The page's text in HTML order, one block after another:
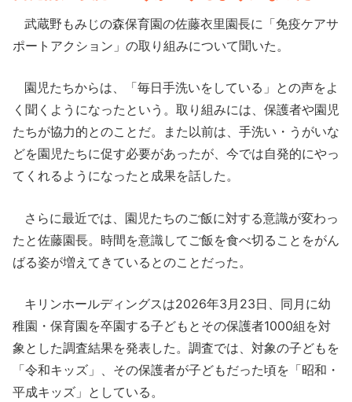
武蔵野もみじの森保育園の佐藤衣里園長に「免疫ケアサ
ポートアクション」の取り組みについて聞いた。
園児たちからは、「毎日手洗いをしている」との声をよ
く聞くようになったという。取り組みには、保護者や園児
たちが協力的とのことだ。また以前は、手洗い・うがいな
どを園児たちに促す必要があったが、今では自発的にやっ
てくれるようになったと成果を話した。
さらに最近では、園児たちのご飯に対する意識が変わっ
たと佐藤園長。時間を意識してご飯を食べ切ることをがん
ばる姿が増えてきているとのことだった。
キリンホールディングスは2026年3月23日、同月に幼
稚園・保育園を卒園する子どもとその保護者1000組を対
象とした調査結果を発表した。調査では、対象の子どもを
「令和キッズ」、その保護者が子どもだった頃を「昭和・
平成キッズ」としている。